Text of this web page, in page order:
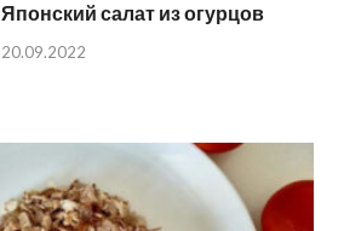
Японский салат из огурцов
20.09.2022